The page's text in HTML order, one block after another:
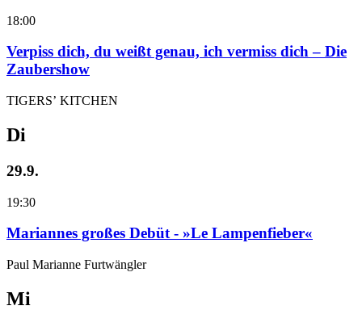
18:00
Verpiss dich, du weißt genau, ich vermiss dich – Die
Zaubershow
TIGERS’ KITCHEN
Di
29.9.
19:30
Mariannes großes Debüt - »Le Lampenfieber«
Paul Marianne Furtwängler
Mi